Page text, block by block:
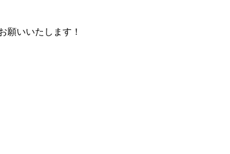
願いいたします！